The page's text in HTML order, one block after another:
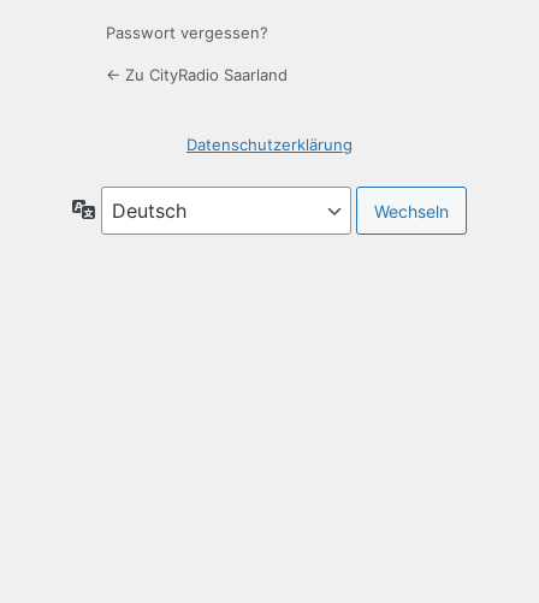
Passwort vergessen?
← Zu CityRadio Saarland
Datenschutzerklärung
Sprache